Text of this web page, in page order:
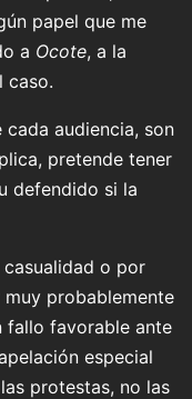
papel que me
a Ocote, a la
caso.
audiencia, son
pretende tener
defendido si la
o por
probablemente
fallo favorable ante
especial
protestas, no las